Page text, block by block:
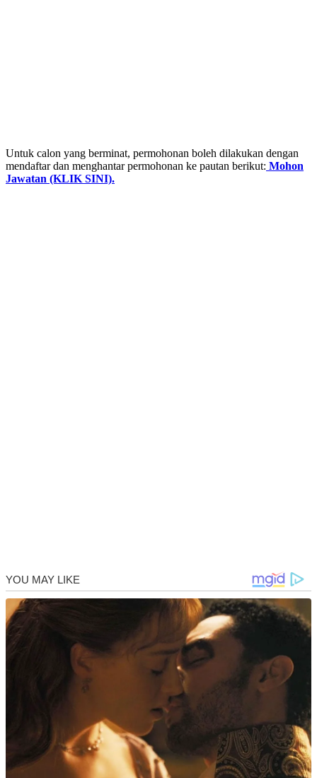
Untuk calon yang berminat, permohonan boleh dilakukan dengan
mendaftar dan menghantar permohonan ke pautan berikut: Mohon
Jawatan (KLIK SINI).